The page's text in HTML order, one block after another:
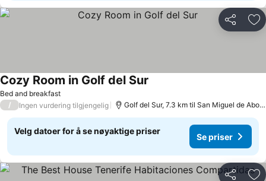
Del
Bed and breakfast
Cozy Room in Golf del Sur
/ Ingen vurdering tilgjengelig Golf del Sur, 7.3 km til San Miguel de Abona
Velg datoer for å se nøyaktige priser
Se priser